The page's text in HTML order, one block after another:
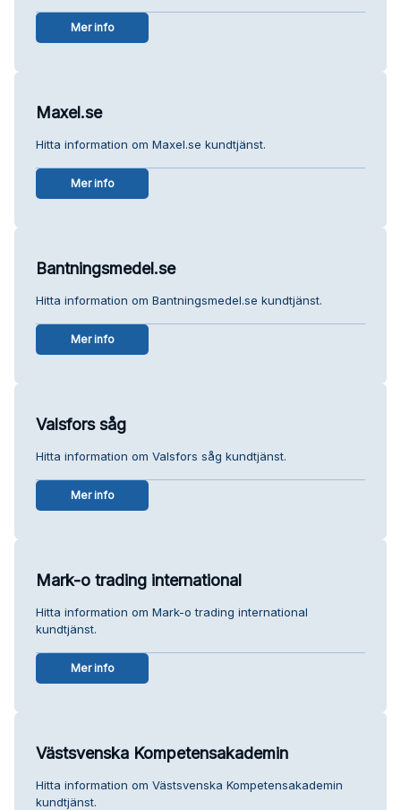
Mer info
Maxel.se
Hitta information om Maxel.se kundtjänst.
Mer info
Bantningsmedel.se
Hitta information om Bantningsmedel.se kundtjänst.
Mer info
Valsfors såg
Hitta information om Valsfors såg kundtjänst.
Mer info
Mark-o trading international
Hitta information om Mark-o trading international
kundtjänst.
Mer info
Västsvenska Kompetensakademin
Hitta information om Västsvenska Kompetensakademin
kundtjänst.